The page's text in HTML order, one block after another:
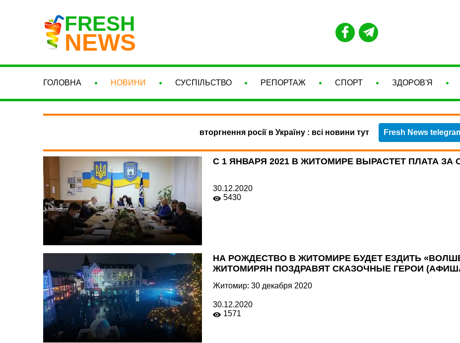
FRESH
NEWS
ГОЛОВНА НОВИНИ СУСПІЛЬСТВО РЕПОРТАЖ СПОРТ ЗДОРОВ'Я
вторгнення росії в Україну : всі новини тут Fresh News
С 1 ЯНВАРЯ 2021 В ЖИТОМИРЕ ВЫРАСТЕТ ПЛАТА ЗА
30.12.2020
5430
НА РОЖДЕСТВО В ЖИТОМИРЕ БУДЕТ ЕЗДИТЬ
ЖИТОМИРЯН ПОЗДРАВЯТ СКАЗОЧНЫЕ ГЕРОИ
Житомир: 30 декабря 2020
30.12.2020
1571